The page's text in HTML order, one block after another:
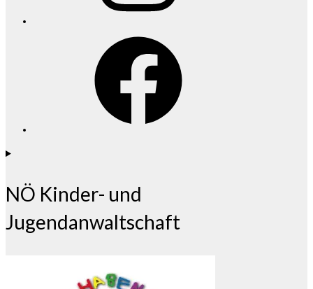
NÖ Kinder- und
Jugendanwaltschaft